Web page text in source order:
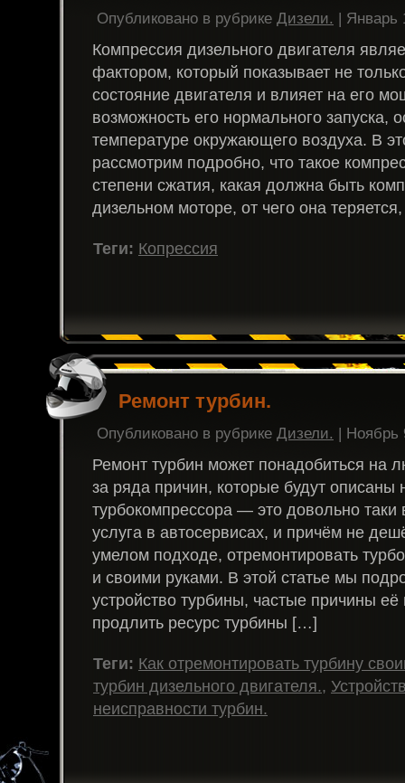
Опубликовано в рубрике Дизели. | Январь
Компрессия дизельного двигателя
фактором, который показывает не
состояние двигателя и влияет на его
возможность его нормального запуска,
температуре окружающего воздуха. В
рассмотрим подробно, что такое
степени сжатия, какая должна быть
дизельном моторе, от чего она
Теги: Копрессия
Ремонт турбин.
Опубликовано в рубрике Дизели. | Ноябрь
Ремонт турбин может понадобиться на
за ряда причин, которые будут
турбокомпрессора — это довольно таки
услуга в автосервисах, и причём не
умелом подходе, отремонтировать
и своими руками. В этой статье мы
устройство турбины, частые причины её
продлить ресурс турбины […]
Теги: Как отремонтировать турбину
турбин дизельного двигателя.,
неисправности турбин.